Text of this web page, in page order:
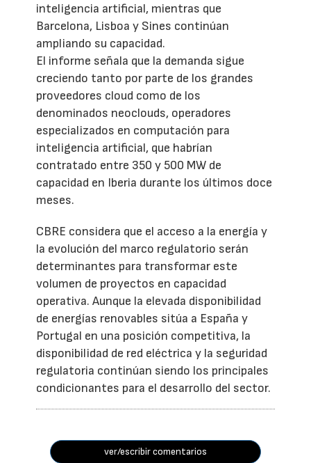
inteligencia artificial, mientras que
Barcelona, Lisboa y Sines continúan
ampliando su capacidad.
El informe señala que la demanda sigue
creciendo tanto por parte de los grandes
proveedores cloud como de los
denominados neoclouds, operadores
especializados en computación para
inteligencia artificial, que habrían
contratado entre 350 y 500 MW de
capacidad en Iberia durante los últimos doce
meses.
CBRE considera que el acceso a la energía y
la evolución del marco regulatorio serán
determinantes para transformar este
volumen de proyectos en capacidad
operativa. Aunque la elevada disponibilidad
de energías renovables sitúa a España y
Portugal en una posición competitiva, la
disponibilidad de red eléctrica y la seguridad
regulatoria continúan siendo los principales
condicionantes para el desarrollo del sector.
ver/escribir comentarios